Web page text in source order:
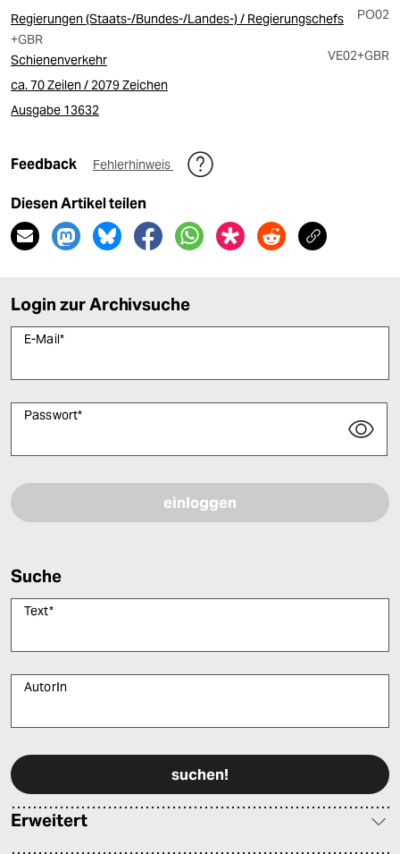
Regierungen (Staats-/Bundes-/Landes-) / Regierungschefs
PO02
+GBR
Schienenverkehr
VE02+GBR
ca. 70 Zeilen / 2079 Zeichen
Ausgabe 13632
Feedback Fehlerhinweis
Diesen Artikel teilen
Login zur Archivsuche
E-Mail*
Passwort*
Suche
Text*
AutorIn
Erweitert